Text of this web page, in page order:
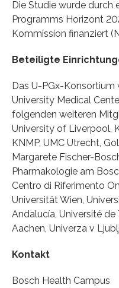
Die Studie wurde durch
Programms Horizont
Kommission finanziert
Beteiligte
Das U-PGx-Konsortium
University Medical
folgenden weiteren
University of Liverpool,
KNMP, UMC Utrecht,
Margarete Fischer-
Pharmakologie am
Centro di Riferimento
Universität Wien,
Andalucía, Université
Aachen, Univerza v
Kontakt
Bosch Health Campus